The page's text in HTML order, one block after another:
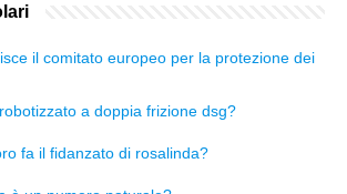
il comitato europeo per la protezione dei
a doppia frizione dsg?
fa il fidanzato di rosalinda?